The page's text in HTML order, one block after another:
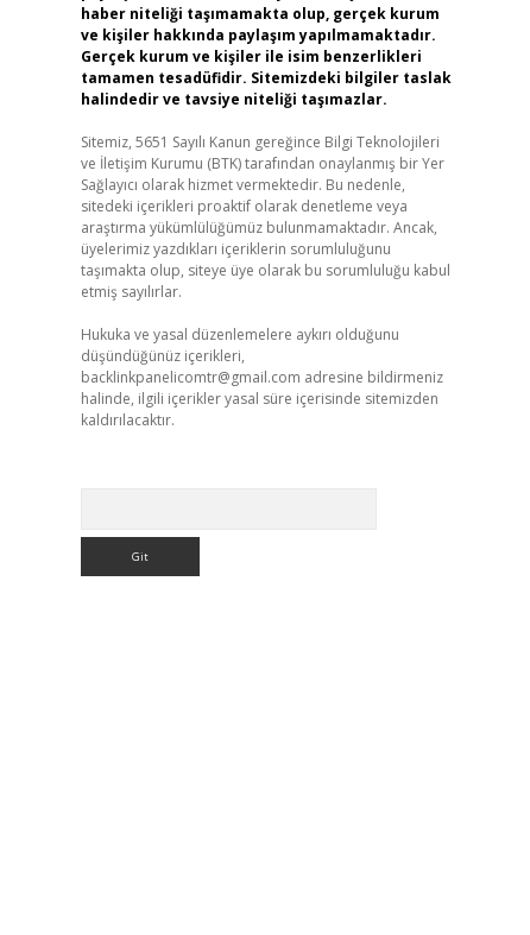
haber niteliği taşımamakta olup, gerçek kurum
ve kişiler hakkında paylaşım yapılmamaktadır.
Gerçek kurum ve kişiler ile isim benzerlikleri
tamamen tesadüfidir. Sitemizdeki bilgiler taslak
halindedir ve tavsiye niteliği taşımazlar.
Sitemiz, 5651 Sayılı Kanun gereğince Bilgi Teknolojileri
ve İletişim Kurumu (BTK) tarafından onaylanmış bir Yer
Sağlayıcı olarak hizmet vermektedir. Bu nedenle,
sitedeki içerikleri proaktif olarak denetleme veya
araştırma yükümlülüğümüz bulunmamaktadır. Ancak,
üyelerimiz yazdıkları içeriklerin sorumluluğunu
taşımakta olup, siteye üye olarak bu sorumluluğu kabul
etmiş sayılırlar.
Hukuka ve yasal düzenlemelere aykırı olduğunu
düşündüğünüz içerikleri,
backlinkpanelicomtr@gmail.com adresine bildirmeniz
halinde, ilgili içerikler yasal süre içerisinde sitemizden
kaldırılacaktır.